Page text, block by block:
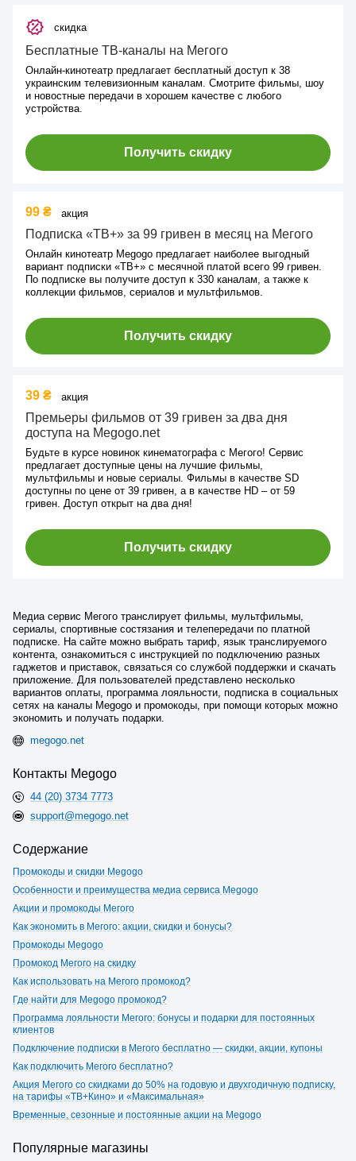
скидка
Бесплатные ТВ-каналы на Мегого
Онлайн-кинотеатр предлагает бесплатный доступ к 38
украинским телевизионным каналам. Смотрите фильмы, шоу
и новостные передачи в хорошем качестве с любого
устройства.
Получить скидку
99 ₴ акция
Подписка «ТВ+» за 99 гривен в месяц на Мегого
Онлайн кинотеатр Megogo предлагает наиболее выгодный
вариант подписки «ТВ+» с месячной платой всего 99 гривен.
По подписке вы получите доступ к 330 каналам, а также к
коллекции фильмов, сериалов и мультфильмов.
Получить скидку
39 ₴ акция
Премьеры фильмов от 39 гривен за два дня
доступа на Megogo.net
Будьте в курсе новинок кинематографа с Мегого! Сервис
предлагает доступные цены на лучшие фильмы,
мультфильмы и новые сериалы. Фильмы в качестве SD
доступны по цене от 39 гривен, а в качестве HD – от 59
гривен. Доступ открыт на два дня!
Получить скидку
Медиа сервис Мегого транслирует фильмы, мультфильмы,
сериалы, спортивные состязания и телепередачи по платной
подписке. На сайте можно выбрать тариф, язык транслируемого
контента, ознакомиться с инструкцией по подключению разных
гаджетов и приставок, связаться со службой поддержки и скачать
приложение. Для пользователей представлено несколько
вариантов оплаты, программа лояльности, подписка в социальных
сетях на каналы Megogo и промокоды, при помощи которых можно
экономить и получать подарки.
megogo.net
Контакты Megogo
44 (20) 3734 7773
support@megogo.net
Содержание
Промокоды и скидки Megogo
Особенности и преимущества медиа сервиса Megogo
Акции и промокоды Мегого
Как экономить в Мегого: акции, скидки и бонусы?
Промокоды Megogo
Промокод Мегого на скидку
Как использовать на Мегого промокод?
Где найти для Megogo промокод?
Программа лояльности Мегого: бонусы и подарки для постоянных
клиентов
Подключение подписки в Мегого бесплатно — скидки, акции, купоны
Как подключить Мегого бесплатно?
Акция Мегого со скидками до 50% на годовую и двухгодичную подписку,
на тарифы «ТВ+Кино» и «Максимальная»
Временные, сезонные и постоянные акции на Megogo
Популярные магазины